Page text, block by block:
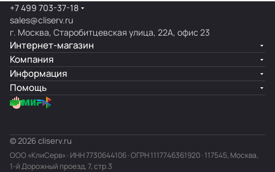
+7 499 703-37-18
sales@cliserv.ru
г. Москва, Старобитцевская улица, 22А, офис 23
Интернет-магазин
Компания
Информация
Помощь
© 2026 cliserv.ru
ООО «КлиСерв» · ИНН7730644106· ОГРН 1117746361920 · 117545, Москва,
1-й Дорожный проезд, 7, стр.3